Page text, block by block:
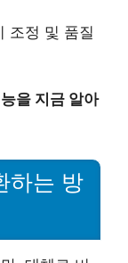
조정 및 품질
을 지금 알아
하는 방